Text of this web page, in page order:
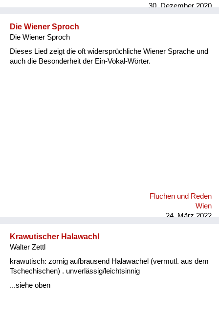
30. Dezember 2020
Die Wiener Sproch
Die Wiener Sproch
Dieses Lied zeigt die oft widersprüchliche Wiener Sprache und
auch die Besonderheit der Ein-Vokal-Wörter.
Fluchen und Reden
Wien
24. März 2022
Krawutischer Halawachl
Walter Zettl
krawutisch: zornig aufbrausend Halawachel (vermutl. aus dem
Tschechischen) . unverlässig/leichtsinnig
...siehe oben